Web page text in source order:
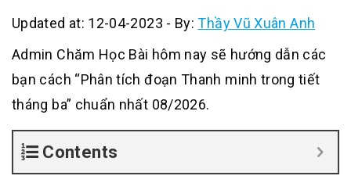
Updated at: 12-04-2023 - By:Thầy Vũ Xuân Anh
Admin Chăm Học Bài hôm nay sẽ hướng dẫn các
bạn cách “Phân tích đoạn Thanh minh trong tiết
tháng ba” chuẩn nhất 08/2026.
Contents